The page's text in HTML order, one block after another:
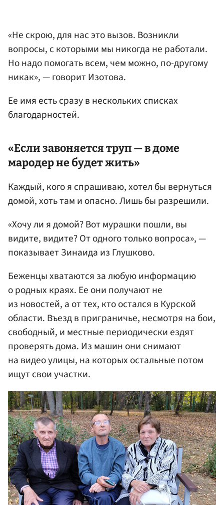
«Не скрою, для нас это вызов. Возникли
вопросы, с которыми мы никогда не работали.
Но надо помогать всем, чем можно, по-другому
никак», — говорит Изотова.
Ее имя есть сразу в нескольких списках
благодарностей.
«Если завоняется труп — в доме
мародер не будет жить»
Каждый, кого я спрашиваю, хотел бы вернуться
домой, хоть там и опасно. Лишь бы разрешили.
«Хочу ли я домой? Вот мурашки пошли, вы
видите, видите? От одного только вопроса», —
показывает Зинаида из Глушково.
Беженцы хватаются за любую информацию
о родных краях. Ее они получают не
из новостей, а от тех, кто остался в Курской
области. Въезд в приграничье, несмотря на бои,
свободный, и местные периодически ездят
проверять дома. Из машин они снимают
на видео улицы, на которых остальные потом
ищут свои участки.